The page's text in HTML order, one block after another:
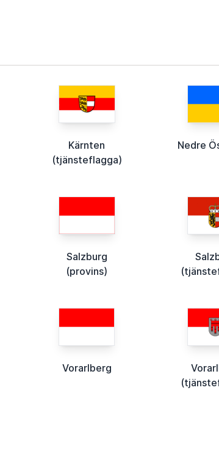
Kärnten
(tjänsteflagga)
Nedre
Salzburg
(provins)
Vorarlberg